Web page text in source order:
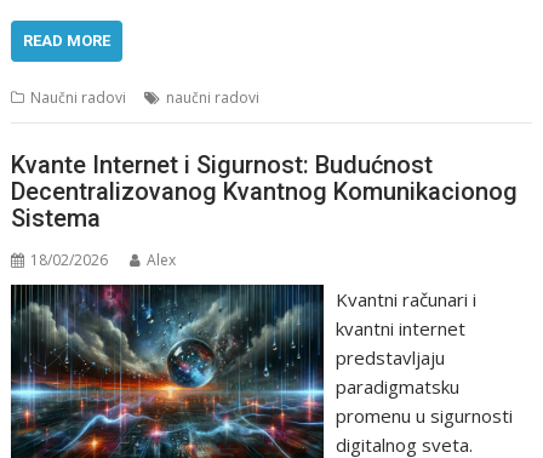
READ MORE
Naučni radovi naučni radovi
Kvante Internet i Sigurnost: Budućnost
Decentralizovanog Kvantnog Komunikacionog
Sistema
18/02/2026 Alex
Kvantni računari i
kvantni internet
predstavljaju
paradigmatsku
promenu u sigurnosti
digitalnog sveta.